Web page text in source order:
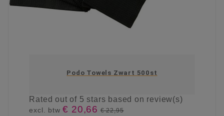
Podo Towels Zwart 500st
Ratedout of 5 stars based on review(s)
excl. btw€ 20,66 € 22,95